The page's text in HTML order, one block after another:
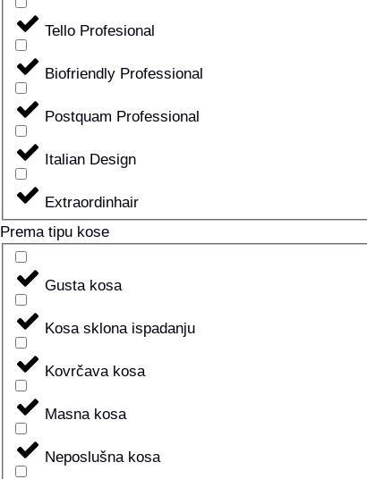
Tello Profesional
Biofriendly Professional
Postquam Professional
Italian Design
Extraordinhair
Prema tipu kose
Gusta kosa
Kosa sklona ispadanju
Kovrčava kosa
Masna kosa
Neposlušna kosa